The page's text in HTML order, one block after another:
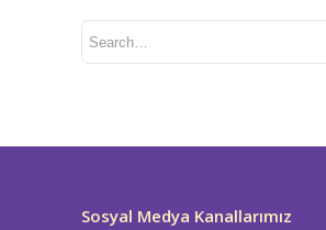
Sosyal Medya Kanallarımız